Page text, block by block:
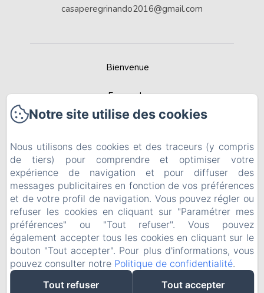
casaperegrinando2016@gmail.com
Bienvenue
Escapade
Recommandée par Best Rural Spain
Politique de confidentialité
Informations légales
Informations sur les cookies
EN FR ES
Notre site utilise des cookies
Nous utilisons des cookies et des traceurs (y compris
de tiers) pour comprendre et optimiser votre
expérience de navigation et pour diffuser des
messages publicitaires en fonction de vos préférences
et de votre profil de navigation. Vous pouvez régler ou
refuser les cookies en cliquant sur "Paramétrer mes
préférences" ou "Tout refuser". Vous pouvez
également accepter tous les cookies en cliquant sur le
bouton "Tout accepter". Pour plus d'informations, vous
pouvez consulter notre Politique de confidentialité.
Tout refuser
Tout accepter